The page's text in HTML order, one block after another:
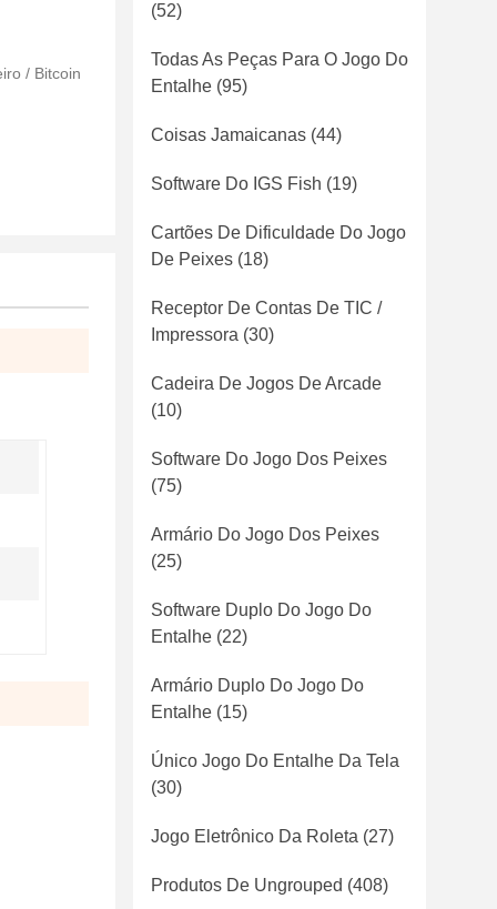
/ Bitcoin
(52)
Todas As Peças Para O Jogo Do
Entalhe (95)
Coisas Jamaicanas (44)
Software Do IGS Fish (19)
Cartões De Dificuldade Do Jogo
De Peixes (18)
Receptor De Contas De TIC /
Impressora (30)
Cadeira De Jogos De Arcade
(10)
Software Do Jogo Dos Peixes
(75)
Armário Do Jogo Dos Peixes
(25)
Software Duplo Do Jogo Do
Entalhe (22)
Armário Duplo Do Jogo Do
Entalhe (15)
Único Jogo Do Entalhe Da Tela
(30)
Jogo Eletrônico Da Roleta (27)
Produtos De Ungrouped (408)